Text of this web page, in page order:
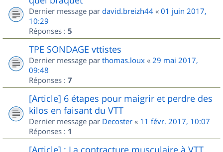
Dernier message par david.breizh44 « 01 juin 2017,
10:29
Réponses : 5
TPE SONDAGE vttistes
Dernier message par thomas.loux « 29 mai 2017,
09:48
Réponses : 7
[Article] 6 étapes pour maigrir et perdre des
kilos en faisant du VTT
Dernier message par Decoster « 11 févr. 2017, 10:07
Réponses : 1
[Article] : La contracture musculaire à VTT,